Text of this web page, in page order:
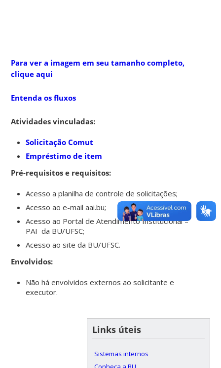
Para ver a imagem em seu tamanho completo,
clique aqui
Entenda os fluxos
Atividades vinculadas:
Solicitação Comut
Empréstimo de item
Pré-requisitos e requisitos:
Acesso a planilha de controle de solicitações;
Acesso ao e-mail aai.bu;
Acesso ao Portal de Atendimento Institucional –
PAI da BU/UFSC;
Acesso ao site da BU/UFSC.
Envolvidos:
Não há envolvidos externos ao solicitante e
executor.
Links úteis
Sistemas internos